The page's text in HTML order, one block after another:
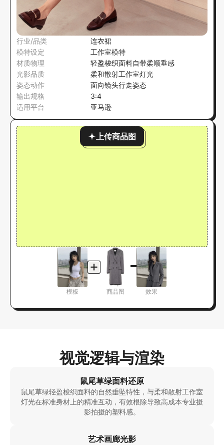
行业/品类
连衣裙
模特设定
工作室模特
材质物理
轻盈梭织面料自带柔顺垂感
光影品质
柔和散射工作室灯光
姿态动作
面向镜头行走姿态
输出规格
3:4
适用平台
亚马逊
上传商品图
模板 商品图 效果
视觉逻辑与渲染
鼠尾草绿面料还原
鼠尾草绿轻盈梭织面料的自然垂坠特性，与柔和散射工作室
灯光在标准身材上的精准互动，有效根除导致高成本专业摄
影拍摄的塑料感。
艺术画廊光影